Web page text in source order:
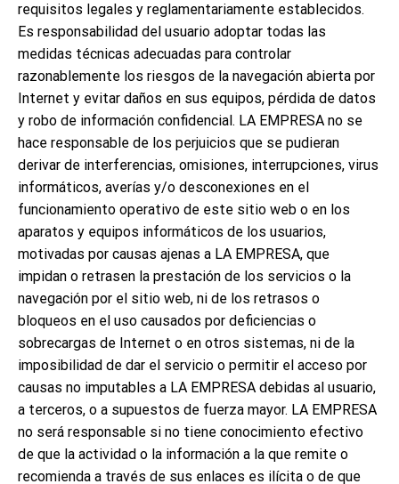
requisitos legales y reglamentariamente establecidos.
Es responsabilidad del usuario adoptar todas las
medidas técnicas adecuadas para controlar
razonablemente los riesgos de la navegación abierta por
Internet y evitar daños en sus equipos, pérdida de datos
y robo de información confidencial. LA EMPRESA no se
hace responsable de los perjuicios que se pudieran
derivar de interferencias, omisiones, interrupciones, virus
informáticos, averías y/o desconexiones en el
funcionamiento operativo de este sitio web o en los
aparatos y equipos informáticos de los usuarios,
motivadas por causas ajenas a LA EMPRESA, que
impidan o retrasen la prestación de los servicios o la
navegación por el sitio web, ni de los retrasos o
bloqueos en el uso causados por deficiencias o
sobrecargas de Internet o en otros sistemas, ni de la
imposibilidad de dar el servicio o permitir el acceso por
causas no imputables a LA EMPRESA debidas al usuario,
a terceros, o a supuestos de fuerza mayor. LA EMPRESA
no será responsable si no tiene conocimiento efectivo
de que la actividad o la información a la que remite o
recomienda a través de sus enlaces es ilícita o de que